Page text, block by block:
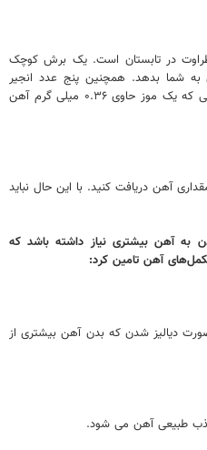
در تابستان است. یک برش کوچک
میلی گرم آهن به شما بدهد. همچنین پنج عدد انجیر
متوسط یک میلی گرم آهن دارند در حالی که یک موز حاوی ۰.۳۶ میلی گرم آهن
آهن دریافت کنید. با این حال نباید
آهن بیشتری نیاز داشته باشد که
آهن تامین کرد:
دیالیز شدن که بدن آهن بیشتری از
جذب طبیعی آهن می شود.